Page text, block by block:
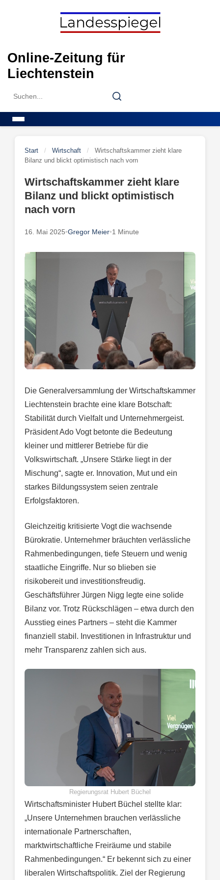
Online-Zeitung für
Liechtenstein
Search
Search
Start / Wirtschaft /
Wirtschaftskammer zieht klare
Bilanz und blickt optimistisch nach vorn
Wirtschaftskammer zieht klare
Bilanz und blickt optimistisch
nach vorn
16. Mai 2025•Gregor Meier•1 Minute
Die Generalversammlung der Wirtschaftskammer
Liechtenstein brachte eine klare Botschaft:
Stabilität durch Vielfalt und Unternehmergeist.
Präsident Ado Vogt betonte die Bedeutung
kleiner und mittlerer Betriebe für die
Volkswirtschaft. „Unsere Stärke liegt in der
Mischung“, sagte er. Innovation, Mut und ein
starkes Bildungssystem seien zentrale
Erfolgsfaktoren.
Gleichzeitig kritisierte Vogt die wachsende
Bürokratie. Unternehmer bräuchten verlässliche
Rahmenbedingungen, tiefe Steuern und wenig
staatliche Eingriffe. Nur so blieben sie
risikobereit und investitionsfreudig.
Geschäftsführer Jürgen Nigg legte eine solide
Bilanz vor. Trotz Rückschlägen – etwa durch den
Ausstieg eines Partners – steht die Kammer
finanziell stabil. Investitionen in Infrastruktur und
mehr Transparenz zahlen sich aus.
Regierungsrat Hubert Büchel
Wirtschaftsminister Hubert Büchel stellte klar:
„Unsere Unternehmen brauchen verlässliche
internationale Partnerschaften,
marktwirtschaftliche Freiräume und stabile
Rahmenbedingungen.“ Er bekennt sich zu einer
liberalen Wirtschaftspolitik. Ziel der Regierung